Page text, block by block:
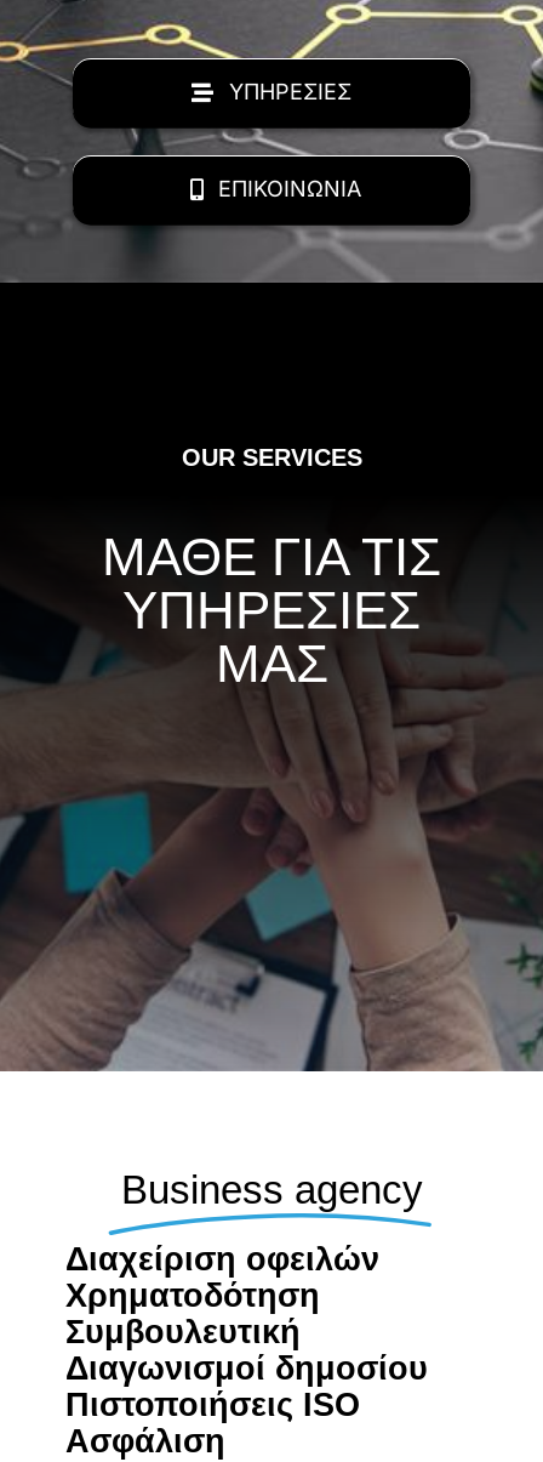
ΥΠΗΡΕΣΙΕΣ
ΕΠΙΚΟΙΝΩΝΙΑ
OUR SERVICES
ΜΑΘΕ ΓΙΑ ΤΙΣ
ΥΠΗΡΕΣΙΕΣ
ΜΑΣ
Business agency
Διαχείριση οφειλών
Χρηματοδότηση
Συμβουλευτική
Διαγωνισμοί δημοσίου
Πιστοποιήσεις ISO
Aσφάλιση